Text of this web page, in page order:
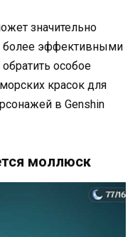
значительно
более эффективными
особое
красок для
в Genshin
моллюск